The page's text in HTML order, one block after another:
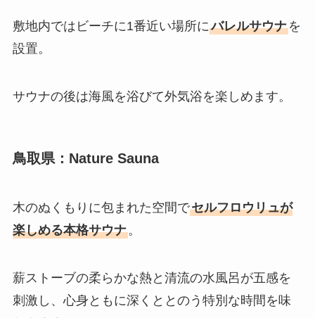
敷地内ではビーチに1番近い場所にバレルサウナを
設置。
サウナの後は海風を浴びて外気浴を楽しめます。
鳥取県：Nature Sauna
木のぬくもりに包まれた空間でセルフロウリュが
楽しめる本格サウナ。
薪ストーブの柔らかな熱と清流の水風呂が五感を
刺激し、心身ともに深くととのう特別な時間を味